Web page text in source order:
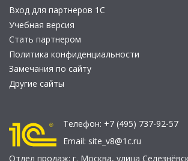
Вход для партнеров 1С
Учебная версия
Стать партнером
Политика конфиденциальности
Замечания по сайту
Другие сайты
Телефон: +7 (495) 737-92-57
Email: site_v8@1c.ru
Отдел продаж: г. Москва, улица